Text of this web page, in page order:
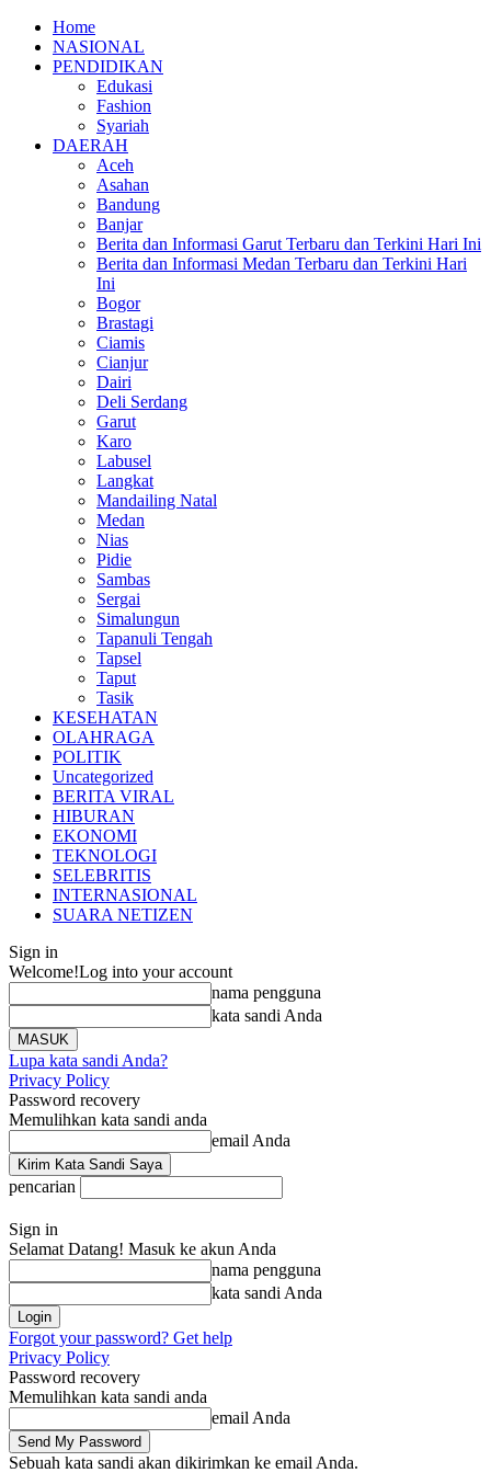
Home
NASIONAL
PENDIDIKAN
Edukasi
Fashion
Syariah
DAERAH
Aceh
Asahan
Bandung
Banjar
Berita dan Informasi Garut Terbaru dan Terkini Hari Ini
Berita dan Informasi Medan Terbaru dan Terkini Hari
Ini
Bogor
Brastagi
Ciamis
Cianjur
Dairi
Deli Serdang
Garut
Karo
Labusel
Langkat
Mandailing Natal
Medan
Nias
Pidie
Sambas
Sergai
Simalungun
Tapanuli Tengah
Tapsel
Taput
Tasik
KESEHATAN
OLAHRAGA
POLITIK
Uncategorized
BERITA VIRAL
HIBURAN
EKONOMI
TEKNOLOGI
SELEBRITIS
INTERNASIONAL
SUARA NETIZEN
Sign in
Welcome!Log into your account
nama pengguna
kata sandi Anda
Lupa kata sandi Anda?
Privacy Policy
Password recovery
Memulihkan kata sandi anda
email Anda
pencarian
Sign in
Selamat Datang! Masuk ke akun Anda
nama pengguna
kata sandi Anda
Forgot your password? Get help
Privacy Policy
Password recovery
Memulihkan kata sandi anda
email Anda
Sebuah kata sandi akan dikirimkan ke email Anda.